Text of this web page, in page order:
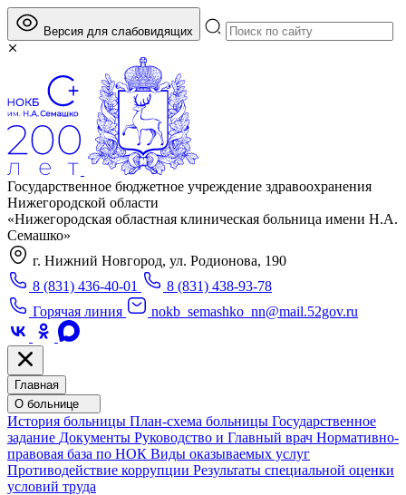
Версия для слабовидящих
Государственное бюджетное учреждение здравоохранения
Нижегородской области
«Нижегородская областная клиническая больница имени Н.А.
Семашко»
г. Нижний Новгород, ул. Родионова, 190
8 (831) 436-40-01
8 (831) 438-93-78
Горячая линия
nokb_semashko_nn@mail.52gov.ru
Главная
О больнице
История больницы План-схема больницы Государственное
задание Документы Руководство и Главный врач Нормативно-
правовая база по НОК Виды оказываемых услуг
Противодействие коррупции Результаты специальной оценки
условий труда